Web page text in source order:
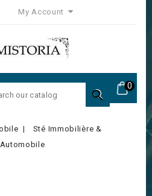
My Account
0

Sté Immobilière &